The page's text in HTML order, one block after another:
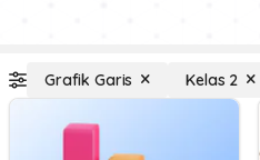
Grafik Garis Kelas 2